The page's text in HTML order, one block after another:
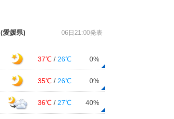
(愛媛県) 06日21:00発表
37℃ / 26℃ 0%
35℃ / 26℃ 0%
36℃ / 27℃ 40%